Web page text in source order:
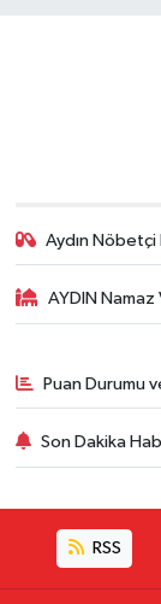
Aydın Nöbetçi
AYDIN
Puan Durumu
Son Dakika
RSS